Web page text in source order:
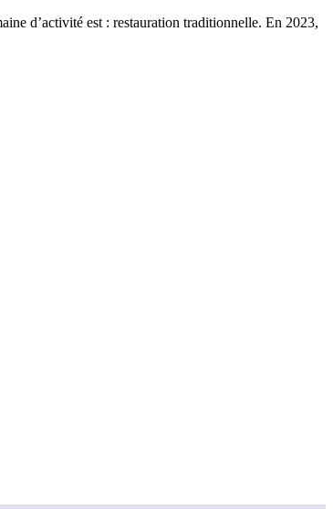
d’activité est : restauration traditionnelle. En 2023,